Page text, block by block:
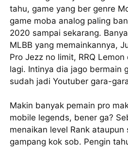
tahu, game yang ber genre
game moba analog paling
2020 sampai sekarang.
MLBB yang memainkannya,
Pro Jezz no limit, RRQ
lagi. Intinya dia jago bermain
sudah jadi Youtuber gara-
Makin banyak pemain pro
mobile legends, bener ga?
menaikan level Rank
gampang kok sob. Pengin